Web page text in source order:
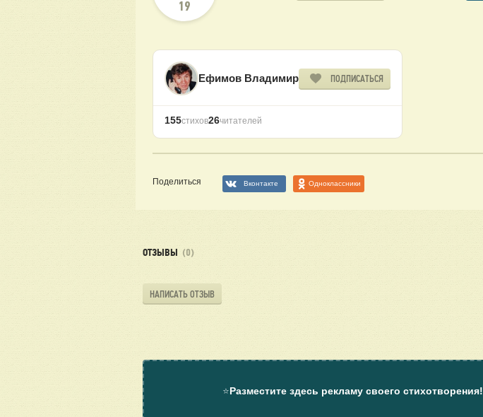
19
Ефимов Владимир ПОДПИСАТЬСЯ
155стихов26читателей
Поделиться Вконтакте Одноклассники
ОТЗЫВЫ (0)
НАПИСАТЬ ОТЗЫВ
⭐Разместите здесь рекламу своего стихотворения!